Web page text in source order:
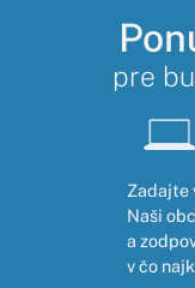
pre
Zadajte
Naši
a
v čo